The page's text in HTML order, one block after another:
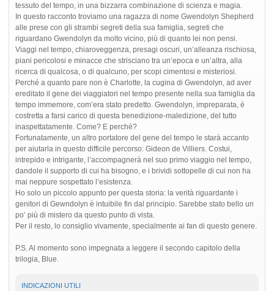
tessuto del tempo, in una bizzarra combinazione di scienza e magia.
In questo racconto troviamo una ragazza di nome Gwendolyn Shepherd
alle prese con gli strambi segreti della sua famiglia, segreti che
riguardano Gwendolyn da molto vicino, più di quanto lei non pensi.
Viaggi nel tempo, chiaroveggenza, presagi oscuri, un’alleanza rischiosa,
piani pericolosi e minacce che strisciano tra un’epoca e un’altra, alla
ricerca di qualcosa, o di qualcuno, per scopi cimentosi e misteriosi.
Perché a quanto pare non è Charlotte, la cugina di Gwendolyn, ad aver
ereditato il gene dei viaggiatori nel tempo presente nella sua famiglia da
tempo immemore, com’era stato predetto. Gwendolyn, impreparata, è
costretta a farsi carico di questa benedizione-maledizione, del tutto
inaspettatamente. Come? E perché?
Fortunatamente, un altro portatore del gene del tempo le starà accanto
per aiutarla in questo difficile percorso: Gideon de Villiers. Costui,
intrepido e intrigante, l’accompagnerà nel suo primo viaggio nel tempo,
dandole il supporto di cui ha bisogno, e i brividi sottopelle di cui non ha
mai neppure sospettato l’esistenza.
Ho solo un piccolo appunto per questa storia: la verità riguardante i
genitori di Gewndolyn è intuibile fin dal principio. Sarebbe stato bello un
po’ più di mistero da questo punto di vista.
Per il resto, lo consiglio vivamente, specialmente ai fan di questo genere.
P.S. Al momento sono impegnata a leggere il secondo capitolo della
trilogia, Blue.
INDICAZIONI UTILI